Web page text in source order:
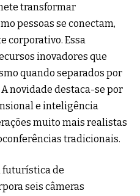
transformar
pessoas se conectam,
corporativo. Essa
inovadores que
quando separados por
novidade destaca-se por
e inteligência
muito mais realistas
tradicionais.
futurística de
seis câmeras